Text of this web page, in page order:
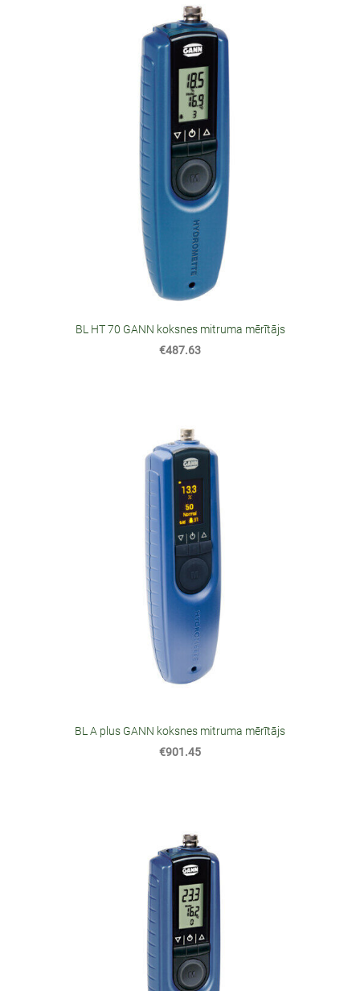
BL HT 70 GANN koksnes mitruma mērītājs
€487.63
BL A plus GANN koksnes mitruma mērītājs
€901.45